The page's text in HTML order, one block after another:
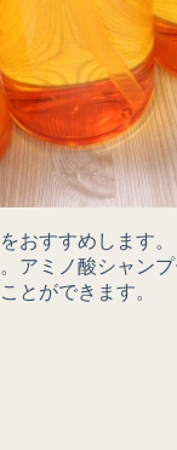
おすすめします。
アミノ酸シャン
とができます。